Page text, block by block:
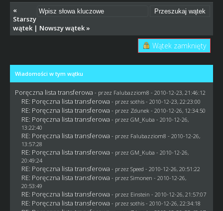
«
Starszy
wątek| Nowszy wątek»
Wątek zamknięty
Wiadomości w tym wątku
Poręczna lista transferowa - przez Falubazziom8 - 2010-12-23, 21:46:12
RE: Poręczna lista transferowa - przez sothis- 2010-12-23, 22:23:00
RE: Poręczna lista transferowa - przez Zdunek- 2010-12-26, 12:34:50
RE: Poręczna lista transferowa - przez GM_Kuba - 2010-12-26,
13:22:40
RE: Poręczna lista transferowa - przez Falubazziom8 - 2010-12-26,
13:57:28
RE: Poręczna lista transferowa - przez GM_Kuba - 2010-12-26,
20:49:24
RE: Poręczna lista transferowa - przez Speed - 2010-12-26, 20:51:22
RE: Poręczna lista transferowa - przez Simonen - 2010-12-26,
20:53:49
RE: Poręczna lista transferowa - przez Einstein - 2010-12-26, 21:57:07
RE: Poręczna lista transferowa - przez sothis- 2010-12-26, 22:34:18